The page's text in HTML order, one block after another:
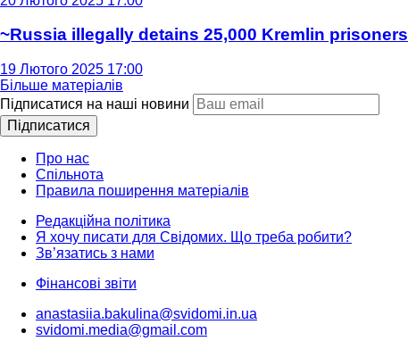
~Russia illegally detains 25,000 Kremlin prisoners
19 Лютого 2025 17:00
Більше матеріалів
Підписатися на наші новини
Підписатися
Про нас
Спільнота
Правила поширення матеріалів
Редакційна політика
Я хочу писати для Свідомих. Що треба робити?
Зв’язатись з нами
Фінансові звіти
anastasiia.bakulina@svidomi.in.ua
svidomi.media@gmail.com